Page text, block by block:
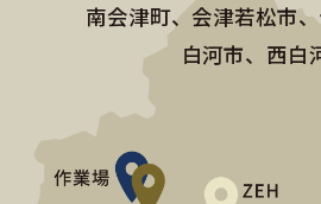
南会津町、会津若松市、
白河市、西白